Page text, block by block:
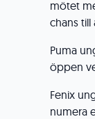
mötet
chans
Puma
öppen
Fenix
numera